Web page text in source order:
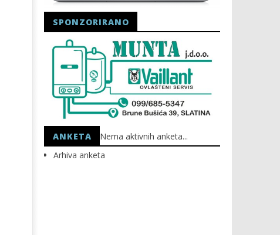
HEP: Bez struje
24.09.2025.
SPONZORIRANO
ANKETA
Nema aktivnih anketa...
Arhiva anketa